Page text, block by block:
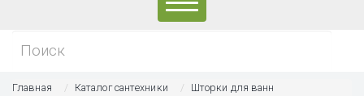
Главная Каталог сантехники
Шторки для ванн